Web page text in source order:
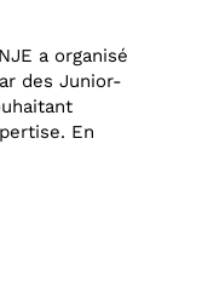
a organisé
des Junior-
En